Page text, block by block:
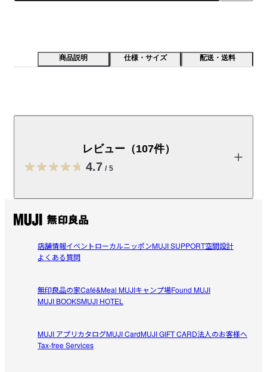
商品説明 仕様・サイズ 配送・送料
受取手段
レビュー（107件）
4.7 / 5
瑞枝
2026/08/01
世界中使えます
グのことを調べなくてもこれ一つ持っていけば安心なので
こやまり
店舗情報イベントローカルニッポンMUJI SUPPORT空間設計
よくある質問
無印良品の家Café&Meal MUJIキャンプ場Found MUJI
MUJI BOOKSMUJI HOTEL
MUJI アプリカタログMUJI CardMUJI GIFT CARD法人のお客様へ
Tax-free Services